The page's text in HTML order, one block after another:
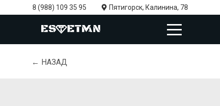
8 (988) 109 35 95 Пятигорск, Калинина, 78
← НАЗАД